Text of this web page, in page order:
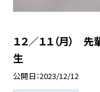
１２／１１（月）
生
公開日 2023/12/12